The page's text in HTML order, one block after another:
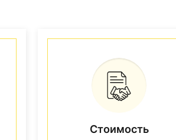
Стоимость